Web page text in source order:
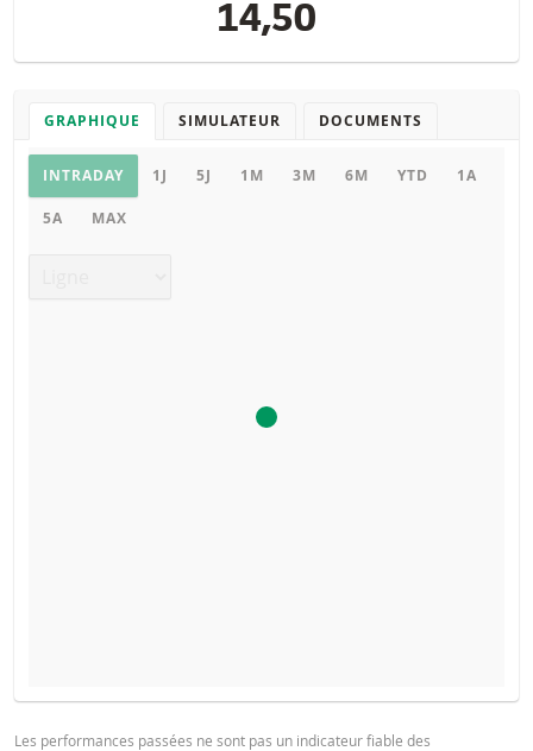
14,50
GRAPHIQUE SIMULATEUR DOCUMENTS
Graphique
INTRADAY 1J 5J 1M 3M 6M YTD 1A
5A MAX
COURS DU SOUS-JACENT ATTENDU À L'ÉCHÉANCE
PROSPECTUS DE BASE
Les performances passées ne sont pas un indicateur fiable des